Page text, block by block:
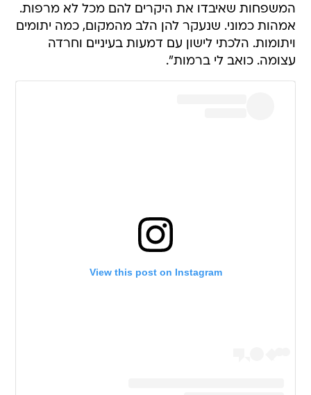
המשפחות שאיבדו את היקרים להם מכל לא מרפות.
אמהות כמוני. שנעקר להן הלב מהמקום, כמה יתומים
ויתומות. הלכתי לישון עם דמעות בעיניים וחרדה
עצומה. כואב לי ברמות".
View this post on Instagram